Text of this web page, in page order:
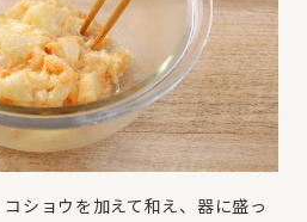
ショウを加えて和え、器に盛っ